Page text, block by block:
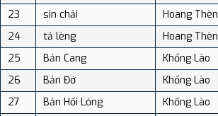
23
sin chải Hoang Thèn
24
tả lèng Hoang Thèn
25
Bản Cang Khổng Lào
26
Bản Đớ Khổng Lào
27
Bản Hổi Lỏng Khổng Lào